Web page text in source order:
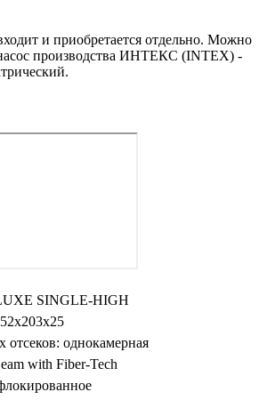
и приобретается отдельно. Можно
производства ИНТЕКС (INTEX) -
SINGLE-HIGH
отсеков: однокамерная
with Fiber-Tech